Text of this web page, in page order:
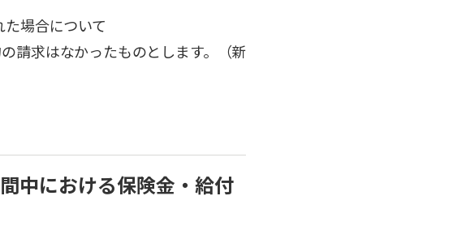
場合について
請求はなかったものとします。（新
中における保険金・給付